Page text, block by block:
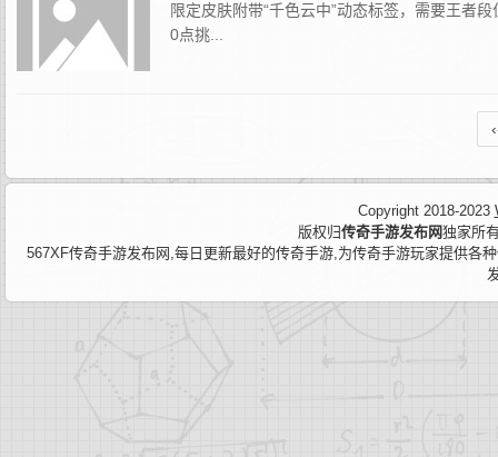
限定皮肤附带“千色云中”动态标签，需要王者
0点挑...
Copyright 2018-2023
版权归传奇手游发布网独家所
567XF传奇手游发布网,每日更新最好的传奇手游,为传奇手游玩家提供各